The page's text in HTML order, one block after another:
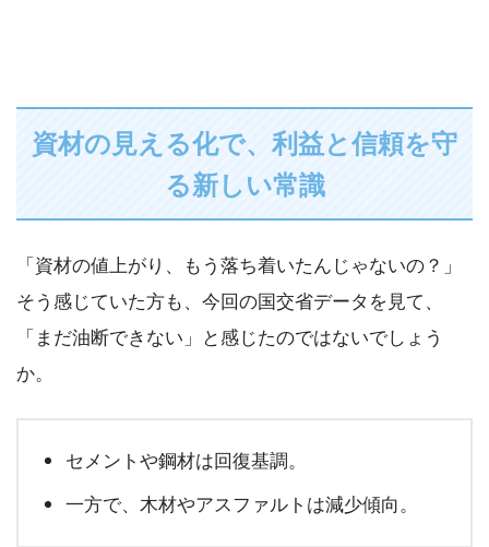
資材の見える化で、利益と信頼を守
る新しい常識
「資材の値上がり、もう落ち着いたんじゃないの？」
そう感じていた方も、今回の国交省データを見て、
「まだ油断できない」と感じたのではないでしょう
か。
セメントや鋼材は回復基調。
一方で、木材やアスファルトは減少傾向。